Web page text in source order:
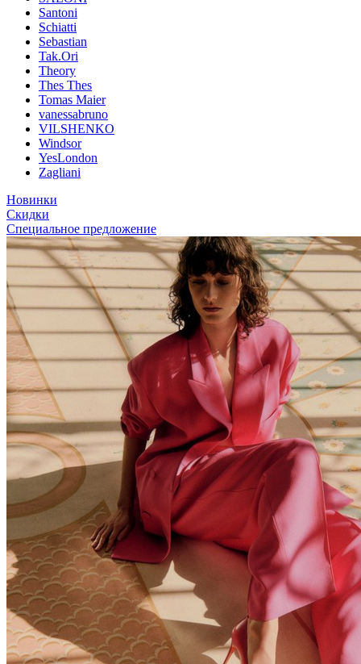
Santoni
Schiatti
Sebastian
Tak.Ori
Theory
Thes Thes
Tomas Maier
vanessabruno
VILSHENKO
Windsor
YesLondon
Zagliani
Новинки
Скидки
Специальное предложение